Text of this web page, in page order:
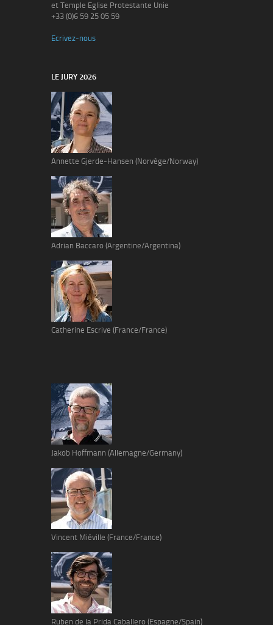
et Temple Eglise Protestante Unie
+33 (0)6 59 25 05 59
Ecrivez-nous
LE JURY 2026
Annette Gjerde-Hansen (Norvège/Norway)
Adrian Baccaro (Argentine/Argentina)
Catherine Escrive (France/France)
Jakob Hoffmann (Allemagne/Germany)
Vincent Miéville (France/France)
Ruben de la Prida Caballero (Espagne/Spain)